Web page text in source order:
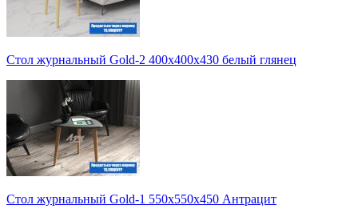
Стол журнальный Gold-2 400х400х430 белый глянец
Стол журнальный Gold-1 550х550х450 Антрацит